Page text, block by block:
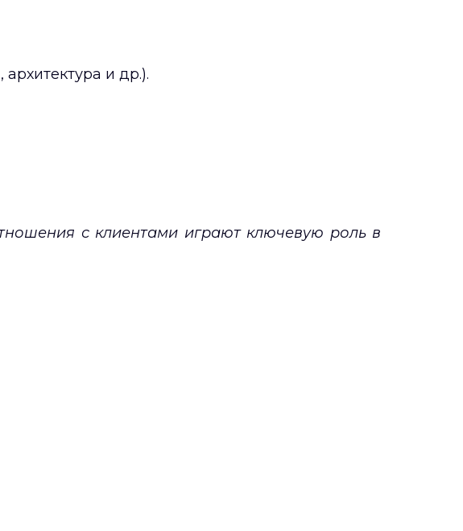
и др.).
с клиентами играют ключевую роль в